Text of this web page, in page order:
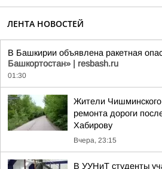
ЛЕНТА НОВОСТЕЙ
В Башкирии объявлена ракетная
Башкортостан» | resbash.ru
01:30
Жители
ремонта дороги
Хабирову
Вчера, 23:15
В УУНиТ студенты